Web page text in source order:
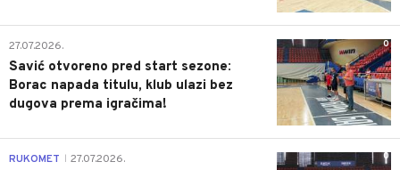
0
27.07.2026.
Savić otvoreno pred start sezone:
Borac napada titulu, klub ulazi bez
dugova prema igračima!
0
RUKOMET 27.07.2026.